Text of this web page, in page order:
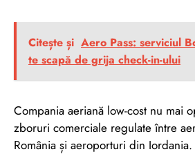
Citește și Aero Pass: serviciul
te scapă de grija check-in-ului
Compania aeriană low-cost nu mai
zboruri comerciale regulate între
România și aeroporturi din Iordania.